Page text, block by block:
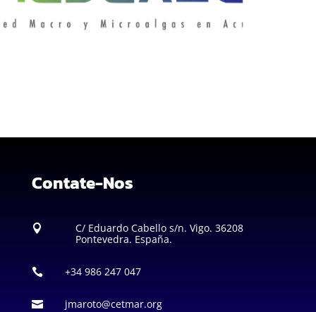
Contate-Nos

C/ Eduardo Cabello s/n. Vigo. 36208
Pontevedra. España.
 +34 986 247 047
 jmaroto@cetmar.org